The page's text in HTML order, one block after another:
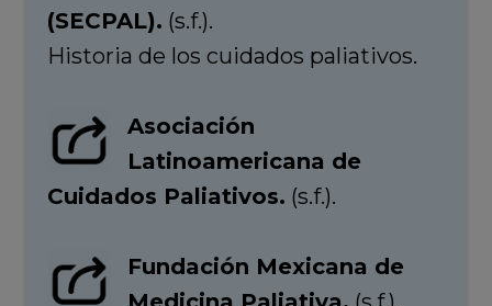
(SECPAL). (s.f.).
Historia de los cuidados paliativos.
Asociación
Latinoamericana de
Cuidados Paliativos. (s.f.).
Fundación Mexicana de